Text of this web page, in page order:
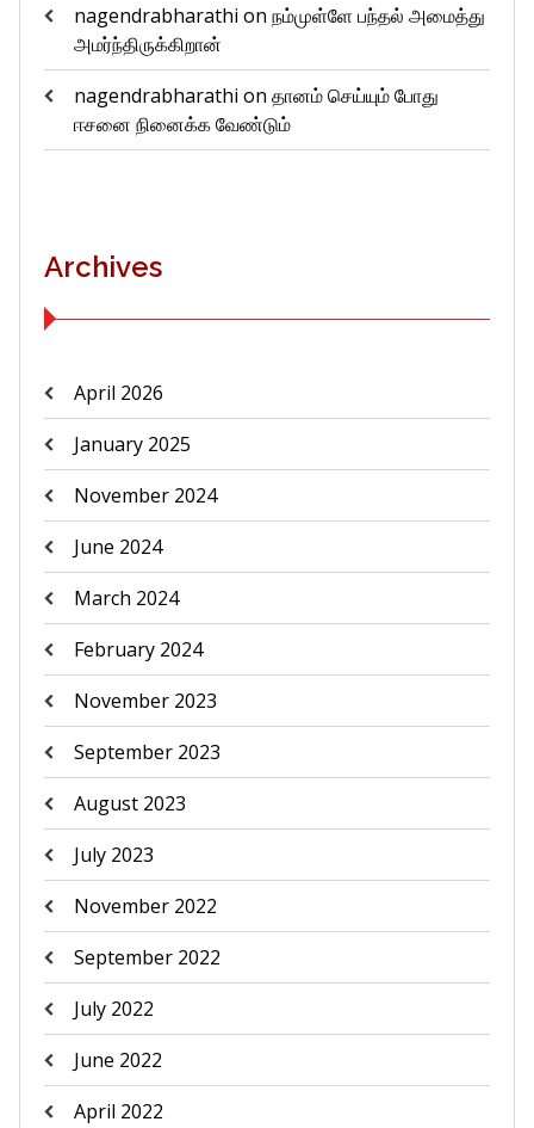
nagendrabharathi on நம்முள்ளே பந்தல் அமைத்து
அமர்ந்திருக்கிறான்
nagendrabharathi on தானம் செய்யும் போது
ஈசனை நினைக்க வேண்டும்
Archives
April 2026
January 2025
November 2024
June 2024
March 2024
February 2024
November 2023
September 2023
August 2023
July 2023
November 2022
September 2022
July 2022
June 2022
April 2022